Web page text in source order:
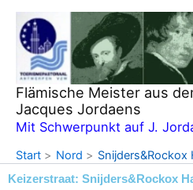
Zum
Inhalt
springen
Flämische Meister aus
Jacques Jordaens
Mit Schwerpunkt auf J.
Start Nord Snijders&Rockox
Keizerstraat: Snijders&Rockox